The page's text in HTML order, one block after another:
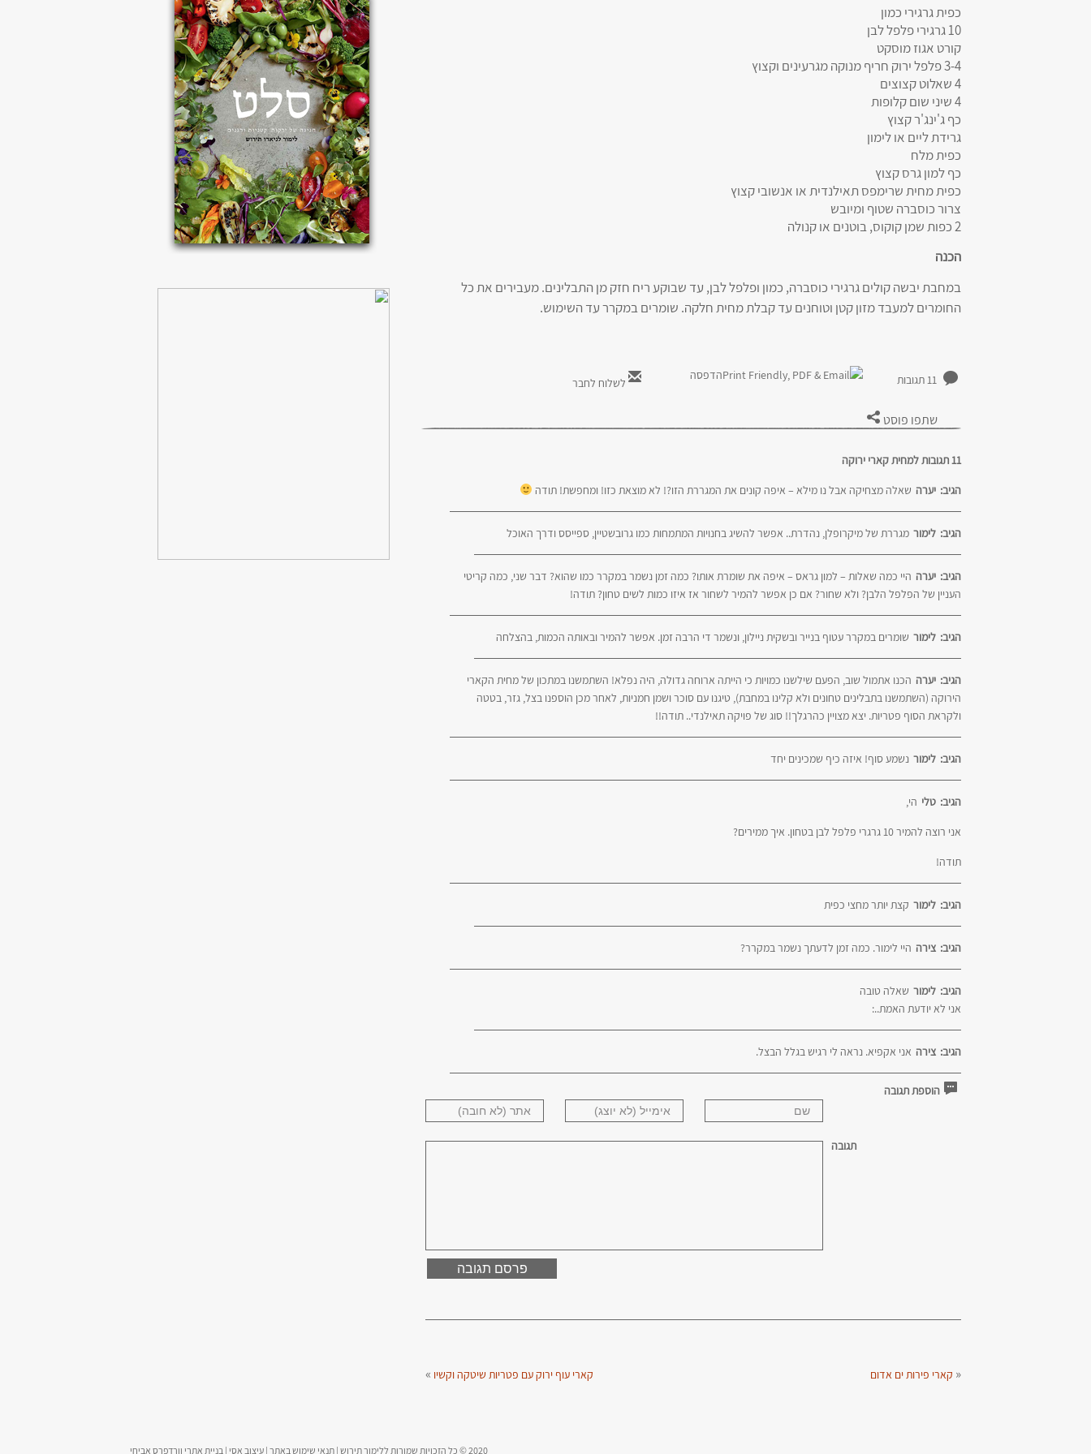
כפית גרגירי כמון
10 גרגירי פלפל לבן
קורט אגוז מוסקט
3-4 פלפל ירוק חריף מנוקה מגרעינים וקצוץ
4 שאלוט קצוצים
4 שיני שום קלופות
כף ג'ינג'ר קצוץ
גרידת ליים או לימון
כפית מלח
כף למון גרס קצוץ
כפית מחית שרימפס תאילנדית או אנשובי קצוץ
צרור כוסברה שטוף ומיובש
2 כפות שמן קוקוס, בוטנים או קנולה
הכנה
במחבת יבשה קולים גרגירי כוסברה, כמון ופלפל לבן, עד שבוקע ריח חזק מן התבלינים. מעבירים את כל
החומרים למעבד מזון קטן וטוחנים עד קבלת מחית חלקה. שומרים במקרר עד השימוש.
11 תגובות הדפסה
לשלוח לחבר
שתפו פוסט
11 תגובות למחית קארי ירוקה
יערה הגיב: שאלה מצחיקה אבל נו מילא – איפה קונים את המגררת הזו?! לא מוצאת כזו! ומחפשת! תודה
לימור הגיב: מגררת של מיקרופלן, נהדרת.. אפשר להשיג בחנויות המתמחות כמו גרובשטיין, ספייסס ודרך האוכל
יערה הגיב:
היי כמה שאלות – למון גראס – איפה את שומרת אותו? כמה זמן נשמר במקרר כמו שהוא? דבר שני, כמה קריטי
העניין של הפלפל הלבן? ולא שחור? אם כן אפשר להמיר לשחור אז איזו כמות לשים טחון? תודה!
לימור הגיב: שומרים במקרר עטוף בנייר ובשקית ניילון, ונשמר די הרבה זמן. אפשר להמיר ובאותה הכמות, בהצלחה
יערה הגיב:
הכנו אתמול שוב, הפעם שילשנו כמויות כי הייתה ארוחה גדולה, היה נפלא! השתמשנו במתכון של מחית הקארי
הירוקה (השתמשנו בתבלינים טחונים ולא קלינו במחבת), טיגנו עם סוכר ושמן חמניות, לאחר מכן הוספנו בצל, גזר, בטטה
ולקראת הסוף פטריות. יצא מצויין כהרגלך!! סוג של פויקה תאילנדי.. תודה!!
לימור הגיב: נשמע סוף! איזה כיף שמכינים יחד
טלי הגיב: הי,
אני רוצה להמיר 10 גרגרי פלפל לבן בטחון. איך ממירים?
תודה!
לימור הגיב: קצת יותר מחצי כפית
צירה הגיב: היי לימור. כמה זמן לדעתך נשמר במקרר?
לימור הגיב:
שאלה טובה
אני לא יודעת האמת..:
צירה הגיב: אני אקפיא. נראה לי רגיש בגלל הבצל.
הוספת תגובה
תגובה
« קארי פירות ים אדום קארי עוף ירוק עם פטריות שיטקה וקשיו »
2020 © כל הזכויות שמורות ללימור תירוש | תנאי שימוש באתר | עיצוב אסי | בניית אתרי וורדפרס אביחי